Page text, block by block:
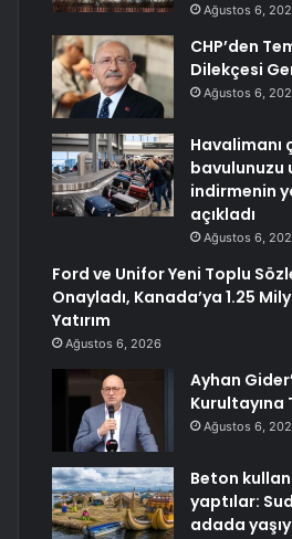
Ağustos 6,
CHP’den
Dilekçesi
Ağustos 6,
Havalimanı
bavulunuzu
indirmenin
açıkladı
Ağustos 6,
Ford ve Unifor Yeni Toplu
Onayladı, Kanada’ya 1.25
Yatırım
Ağustos 6, 2026
Ayhan
Kurultayına
Ağustos 6,
Beton
yaptılar:
adada